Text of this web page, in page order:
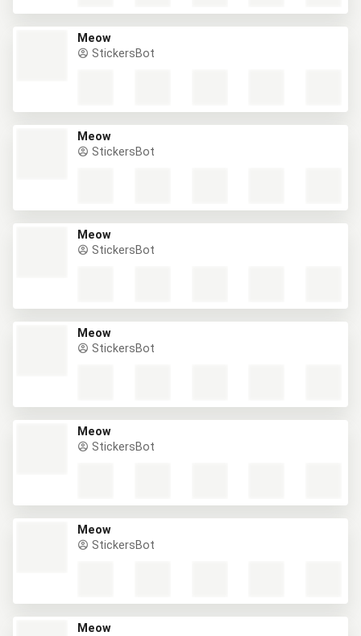
Meow
StickersBot
Meow
StickersBot
Meow
StickersBot
Meow
StickersBot
Meow
StickersBot
Meow
StickersBot
Meow